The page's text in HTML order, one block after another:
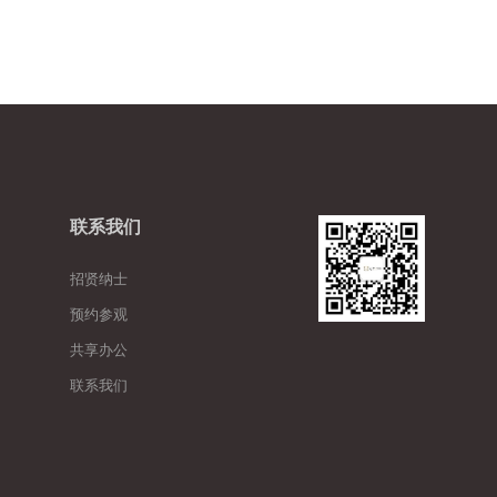
联系我们
招贤纳士
预约参观
共享办公
联系我们